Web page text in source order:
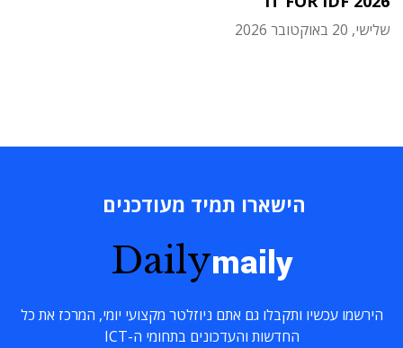
שלישי, 20 באוקטובר 2026
הישארו תמיד מעודכנים
Dailymaily
הירשמו עכשיו ותקבלו גם אתם ניוזלטר מקצועי יומי, המרכז את כל
החדשות והעדכונים בתחומי ה-ICT